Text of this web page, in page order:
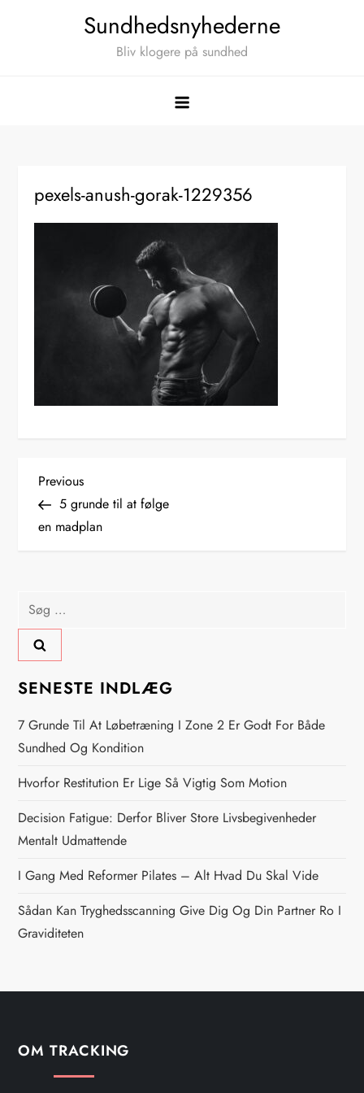
Sundhedsnyhederne
Bliv klogere på sundhed
pexels-anush-gorak-1229356
I
n
l
æ
g
s
n
a
v
i
g
a
t
o
Previous
Post
Previous
5 grunde til at følge
en madplan
Søg
efter:
SENESTE INDLÆG
7 Grunde Til At Løbetræning I Zone 2 Er Godt For Både
Sundhed Og Kondition
Hvorfor Restitution Er Lige Så Vigtig Som Motion
Decision Fatigue: Derfor Bliver Store Livsbegivenheder
Mentalt Udmattende
I Gang Med Reformer Pilates – Alt Hvad Du Skal Vide
Sådan Kan Tryghedsscanning Give Dig Og Din Partner Ro I
Graviditeten
OM TRACKING